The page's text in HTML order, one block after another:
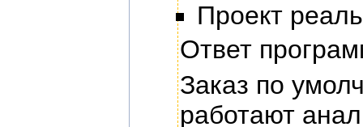
Проект
Ответ
Заказ по
работают